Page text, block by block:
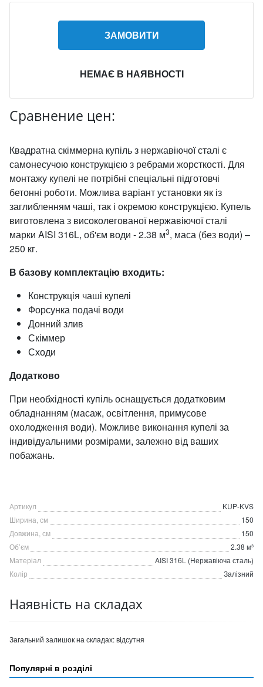
ЗАМОВИТИ
НЕМАЄ В НАЯВНОСТІ
Сравнение цен:
Квадратна скіммерна купіль з нержавіючої сталі є
самонесучою конструкцією з ребрами жорсткості. Для
монтажу купелі не потрібні спеціальні підготовчі
бетонні роботи. Можлива варіант установки як із
заглибленням чаші, так і окремою конструкцією. Купель
виготовлена з високолегованої нержавіючої сталі
марки AISI 316L, об'єм води - 2.38 м3, маса (без води) –
250 кг.
В базову комплектацію входить:
Конструкція чаші купелі
Форсунка подачі води
Донний злив
Скіммер
Сходи
Додатково
При необхідності купіль оснащується додатковим
обладнанням (масаж, освітлення, примусове
охолодження води). Можливе виконання купелі за
індивідуальними розмірами, залежно від ваших
побажань.
Артикул
KUP-KVS
Ширина, см
150
Довжина, см
150
Об’єм
2.38 м³
Матеріал
AISI 316L (Нержавіюча сталь)
Колір
Залізний
Наявність на складах
Загальний залишок на складах:відсутня
Популярні в розділі